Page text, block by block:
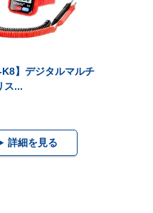
K8】デジタルマルチ
ス...
詳細を見る